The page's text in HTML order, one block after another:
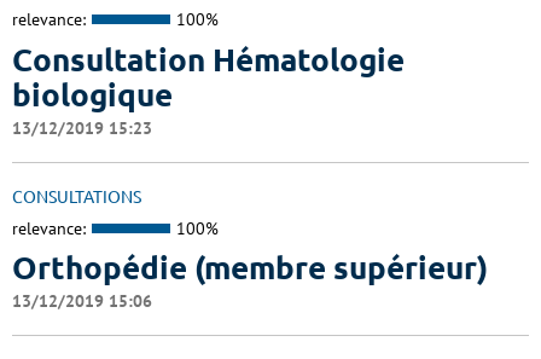
relevance: 100%
Consultation Hématologie
biologique
13/12/2019 15:23
CONSULTATIONS
relevance: 100%
Orthopédie (membre supérieur)
13/12/2019 15:06